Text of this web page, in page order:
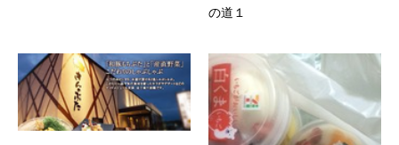
の道１